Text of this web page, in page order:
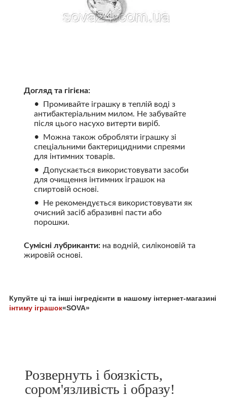
Догляд та гігієна:
Промивайте іграшку в теплій воді з
антибактеріальним милом. Не забувайте
після цього насухо витерти виріб.
Можна також обробляти іграшку зі
спеціальними бактерицидними спреями
для інтимних товарів.
Допускається використовувати засоби
для очищення інтимних іграшок на
спиртовій основі.
Не рекомендується використовувати як
очисний засіб абразивні пасти або
порошки.
Сумісні лубриканти:на водній, силіконовій та
жировій основі.
Купуйте ці та інші інгредієнти в нашому інтернет-магазині
інтиму іграшок«SOVA»
Розвернуть і боязкість,
сором'язливість і образу!